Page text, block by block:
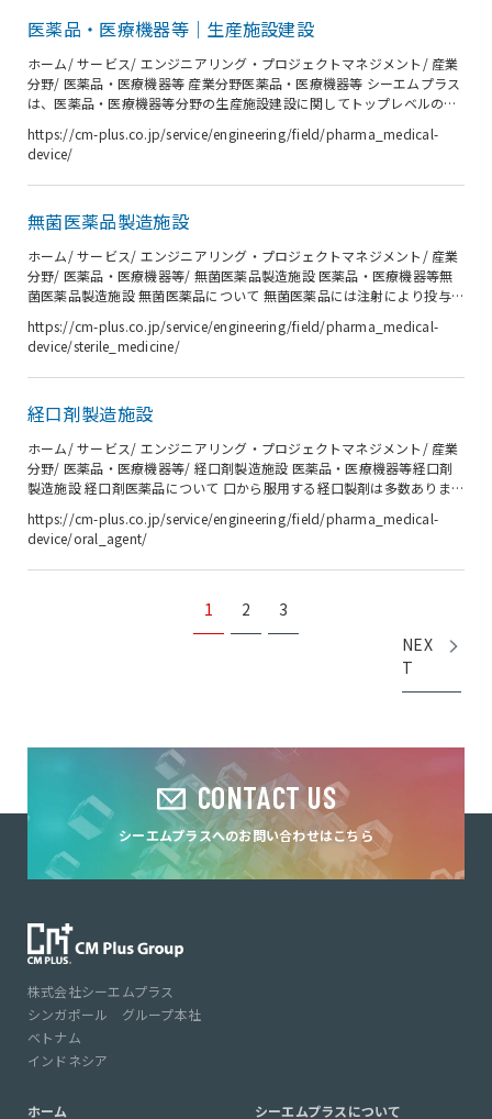
GxP業務に求められる情報の正確性と信頼性を担保し、製薬企業の生産
医薬品・医療機器等｜生産施設建設
ホーム/ サービス/ エンジニアリング・プロジェクトマネジメント/ 産業
分野/ 医薬品・医療機器等 産業分野医薬品・医療機器等 シーエムプラス
は、医薬品・医療機器等分野の生産施設建設に関してトップレベルの知
品、原薬、再生医療、医療機器まで、事業構想段階から基本設計、工
事、IQ/OQ段階まで、創業時から数多くのニーズに応えてきました。新
設だけでなく、増設、移設、一部改装、技術移転などお客様の状況に合
クチン、バイオ医薬品、治験薬、診断薬）から医療機器、再生医療、細
https://cm-plus.co.jp/service/engineering/field/pharma_medical-
device/
無菌医薬品製造施設
ホーム/ サービス/ エンジニアリング・プロジェクトマネジメント/ 産業
分野/ 医薬品・医療機器等/ 無菌医薬品製造施設 医薬品・医療機器等無
菌医薬品製造施設 無菌医薬品について 無菌医薬品には注射により投与
ります。製剤に直接接する直接容器は、製剤の品質を維持したり、使用
者の利便性を確保する機能を有し、アンプル、バイアル、カートリッ
ジ、輸液バッグ、プレフィルドシリンジ（PFS）、ブローフィルシール
ります。無菌性確保のため無菌医薬品は最終滅菌法または無菌操作法
https://cm-plus.co.jp/service/engineering/field/pharma_medical-
device/sterile_medicine/
経口剤製造施設
ホーム/ サービス/ エンジニアリング・プロジェクトマネジメント/ 産業
分野/ 医薬品・医療機器等/ 経口剤製造施設 医薬品・医療機器等経口剤
製造施設 経口剤医薬品について 口から服用する経口製剤は多数ありま
す。また、錠剤には素錠、フイルムコート錠剤、糖衣錠などがありま
す。製剤に直接接する一次包装は、製剤の品質を維持したり、使用者の
利便性を確保する機能を有し、PTP包装（ブリスター包装）、ストリッ
包装品はさらに、単一、または複数のフィルム・紙などで包装され法令
https://cm-plus.co.jp/service/engineering/field/pharma_medical-
device/oral_agent/
1 2
3
NEX
T
CONTACT US
シーエムプラスへのお問い合わせはこちら
株式会社シーエムプラス
シンガポール グループ本社
ベトナム
インドネシア
ホーム シーエムプラスについて